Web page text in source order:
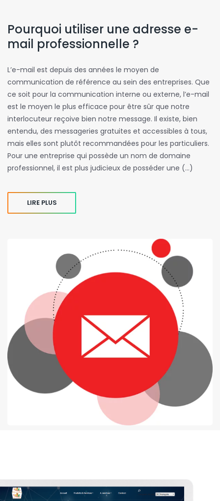
Pourquoi utiliser une adresse e-
mail professionnelle ?
L’e-mail est depuis des années le moyen de
communication de référence au sein des entreprises. Que
ce soit pour la communication interne ou externe, l’e-mail
est le moyen le plus efficace pour être sûr que notre
interlocuteur reçoive bien notre message. Il existe, bien
entendu, des messageries gratuites et accessibles à tous,
mais elles sont plutôt recommandées pour les particuliers.
Pour une entreprise qui possède un nom de domaine
professionnel, il est plus judicieux de posséder une (…)
LIRE PLUS